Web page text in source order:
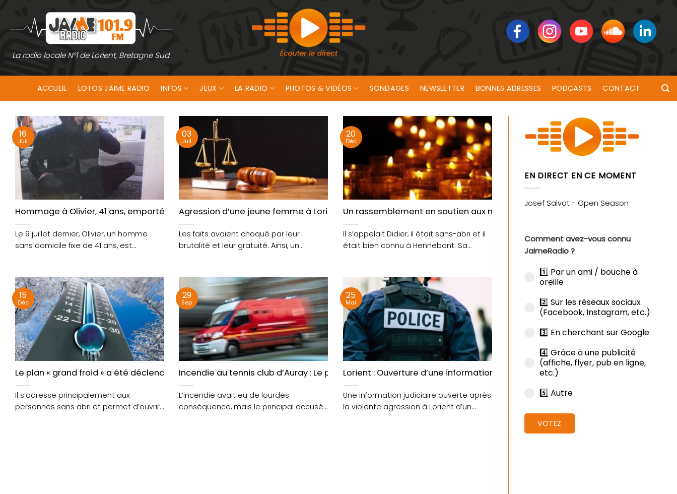
contenu
La radio locale N°1 de Lorient, Bretagne Sud
ACCUEIL LOTOS JAIME RADIO INFOS JEUX LA RADIO PHOTOS & VIDÉOS SONDAGES NEWSLETTER BONNES ADRESSES PODCASTS CONTACT
Hommage à Olivier, 41 ans, emporté par la rue et la précarité
Le 9 juillet dernier, Olivier, un homme
sans domicile fixe de 41 ans, est
16
Juil
Agression d’une jeune femme à Lorient : quelle sanction ?
Les faits avaient choqué par leur
brutalité et leur gratuité. Ainsi, un
03
Juil
Un rassemblement en soutien aux morts des rues, jeudi soir à Hennebont
Il s’appelait Didier, il était sans-abri et il
était bien connu à Hennebont. Sa
20
Déc
Le plan « grand froid » a été déclenché en Morbihan
Il s’adresse principalement aux
personnes sans abri et permet d’ouvrir
15
Déc
Incendie au tennis club d’Auray : Le prévenu a été relaxé
L’incendie avait eu de lourdes
conséquence, mais le principal accusé
29
Sep
Lorient : Ouverture d’une information judiciaire après l’agression d’un homme
Une information judiciaire ouverte après
la violente agression à Lorient d’un
25
Mai
EN DIRECT EN CE MOMENT
Comment avez-vous connu
JaimeRadio ?
1️⃣ Par un ami / bouche à
oreille
2️⃣ Sur les réseaux sociaux
(Facebook, Instagram, etc.)
3️⃣ En cherchant sur Google
4️⃣ Grâce à une publicité
(affiche, flyer, pub en ligne,
etc.)
5️⃣ Autre
VOTEZ